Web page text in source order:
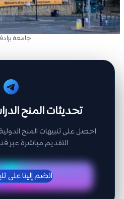
جامعة
تحديثات المنح
احصل على تنبيهات المنح
التقديم مباشرة عبر
انضم إلينا على